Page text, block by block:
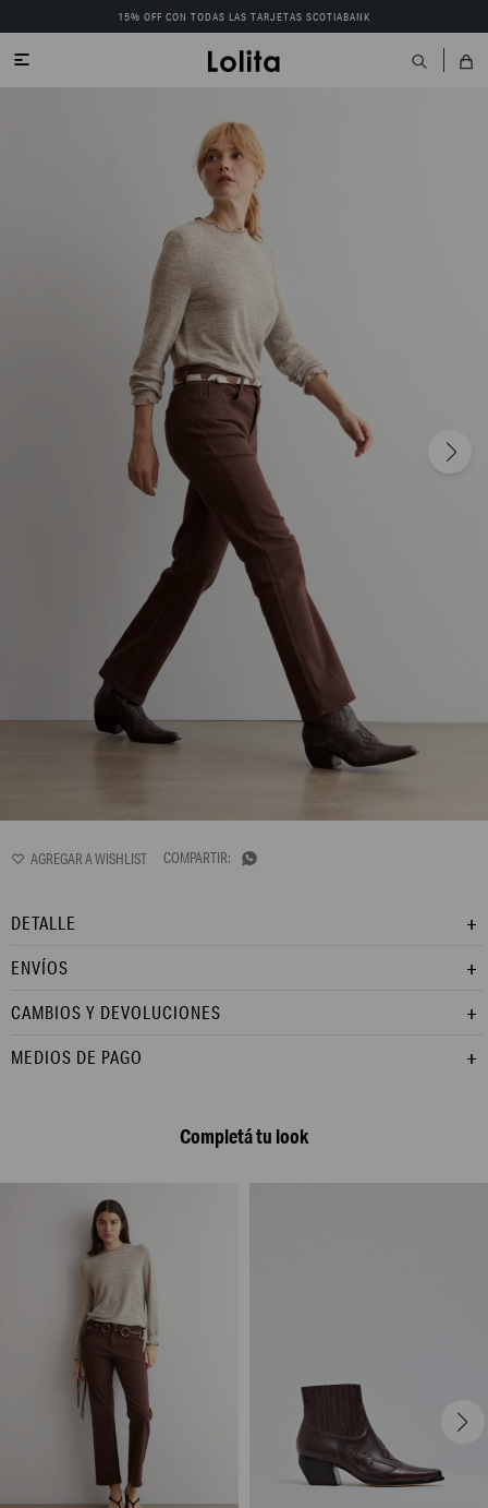
15% OFF CON TODAS LAS TARJETAS SCOTIABANK


DETALLE
ENVÍOS
CAMBIOS Y DEVOLUCIONES
MEDIOS DE PAGO
Completá tu look